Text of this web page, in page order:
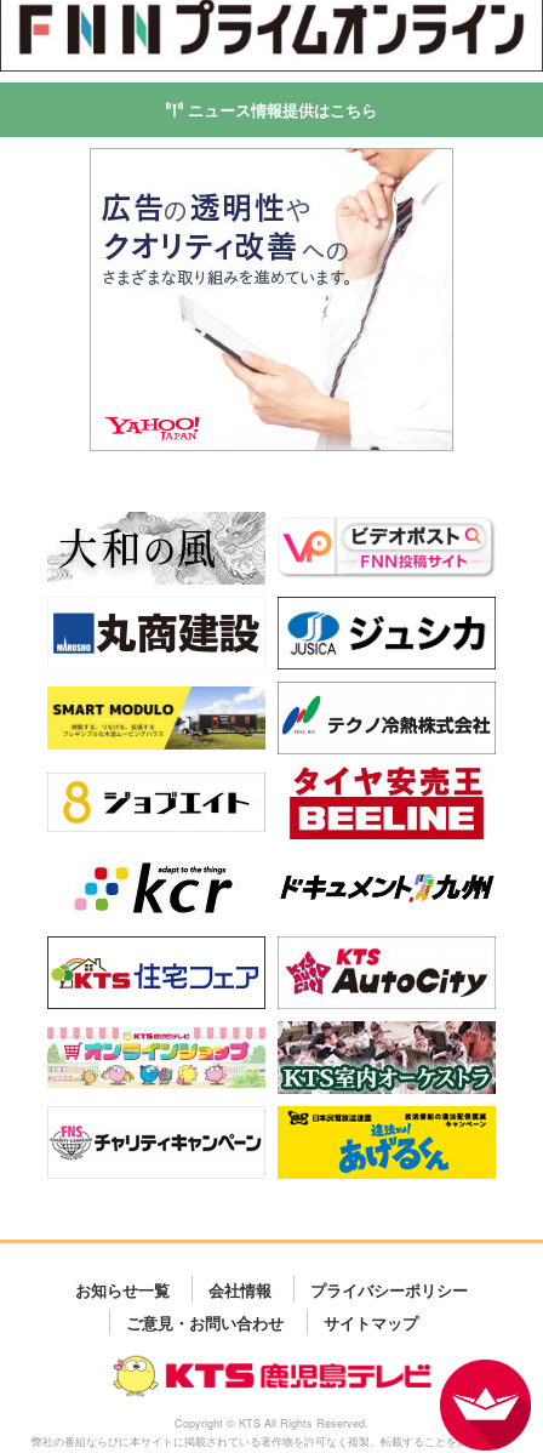
ニュース情報提供はこちら
お知らせ一覧 会社情報
プライバシーポリシー
ご意見・お問い合わせ
サイトマップ
Copyright © KTS All Rights Reserved.
弊社の番組ならびに本サイトに掲載されている著作物を許可なく複製、転載することを禁じます。